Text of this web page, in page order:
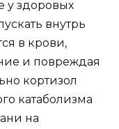
у здоровых
внутрь
в крови,
и повреждая
кортизол
катаболизма
на